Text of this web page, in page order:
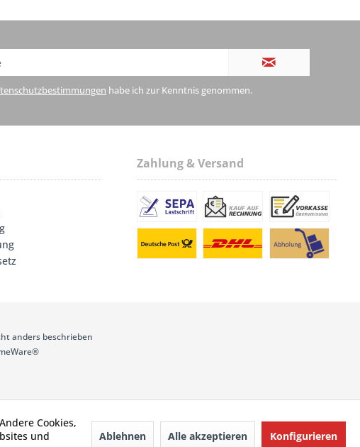
habe ich zur Kenntnis genommen.
Zahlung & Versand
anders beschrieben
Cookies,
und
Ablehnen Alle akzeptieren Konfigurieren